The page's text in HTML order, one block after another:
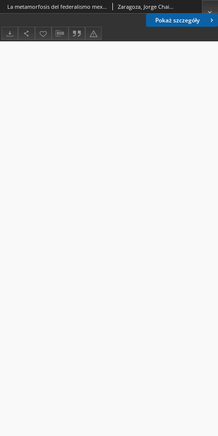
Pokaż szczegóły
La metamorfosis del federalismo mexicano. ¿Hacia un federalismo asimétrico? Zaragoza, Jorge Chaires.